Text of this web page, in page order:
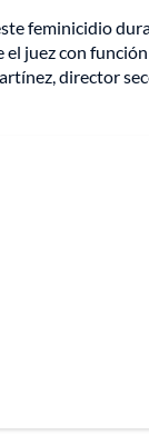
feminicidio
juez con
director